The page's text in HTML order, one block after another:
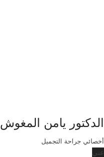
الدكتور يامن المغوش
أخصائي جراحة التجميل
عني